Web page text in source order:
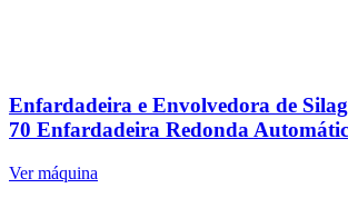
Enfardadeira e Envolvedora de
70 Enfardadeira Redonda
Ver máquina